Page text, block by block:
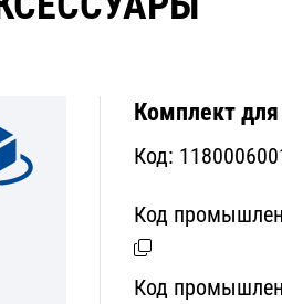
Комплект
Код:
Код
Код